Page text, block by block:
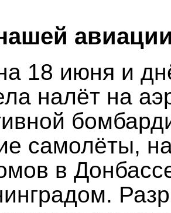
18 июня и
налёт на
самолёты,
в